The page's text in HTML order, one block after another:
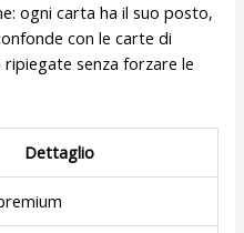
ogni carta ha il suo posto,
con le carte di
senza forzare le
Dettaglio